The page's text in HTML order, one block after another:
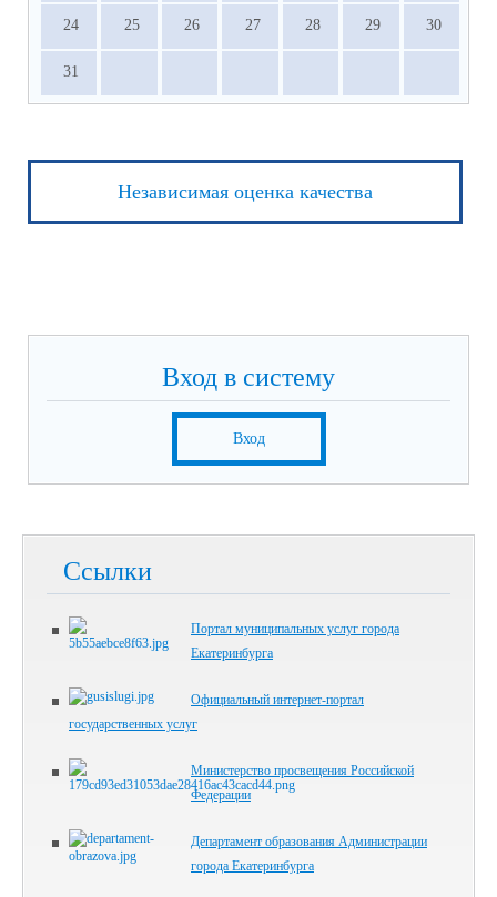
24 25 26 27 28 29 30
31
Независимая оценка качества
Вход в систему
Вход
Ссылки
Портал муниципальных услуг города
Екатеринбурга
Официальный интернет-портал
государственных услуг
Министерство просвещения Российской
Федерации
Департамент образования Администрации
города Екатеринбурга